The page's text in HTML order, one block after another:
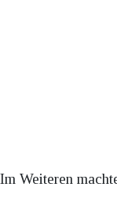
Im Weiteren